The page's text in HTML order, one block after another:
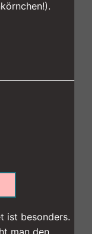
ist besonders.
man den